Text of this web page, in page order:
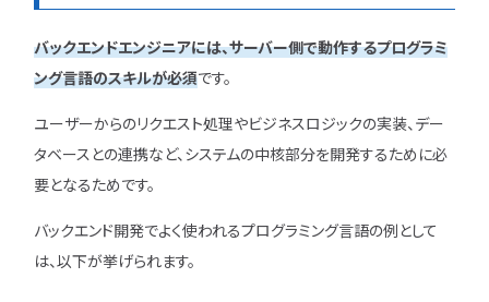
バックエンドエンジニアには、サーバー側で動作するプログラミ
ング言語のスキルが必須です。
ユーザーからのリクエスト処理やビジネスロジックの実装、デー
タベースとの連携など、システムの中核部分を開発するために必
要となるためです。
バックエンド開発でよく使われるプログラミング言語の例として
は、以下が挙げられます。